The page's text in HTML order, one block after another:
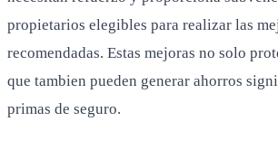
propietarios elegibles para realizar las
recomendadas. Estas mejoras no solo
que tambien pueden generar ahorros
primas de seguro.